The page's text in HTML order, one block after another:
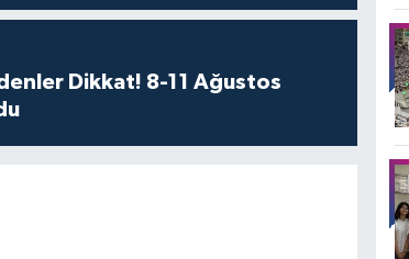
Dikkat! 8-11 Ağustos